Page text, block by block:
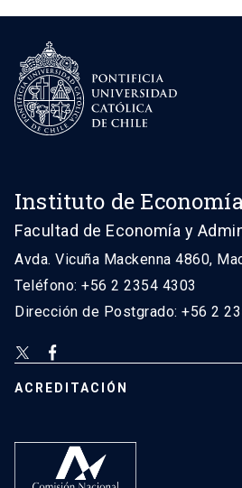
Instituto de
Facultad de Economía y
Avda. Vicuña Mackenna 4860,
Teléfono: +56 2 2354 4303
Dirección de Postgrado: +56 2
ACREDITACIÓN